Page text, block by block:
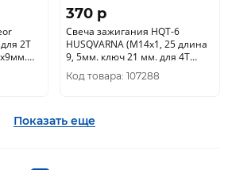
370 p
Свеча зажигания HQT-6
HUSQVARNA (М14х1, 25 длина
9, 5мм. ключ 21 мм. для 4Т
двигателей) 5908441-01
Код товара: 107288
Показать еще